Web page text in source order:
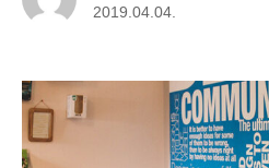
2019.04.04.